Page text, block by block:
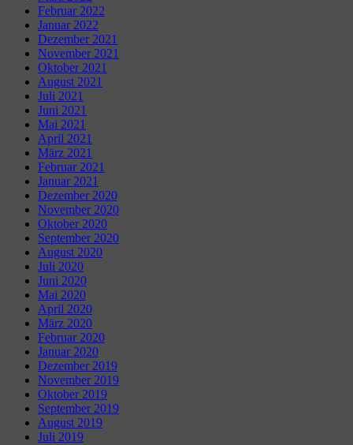
Februar 2022
Januar 2022
Dezember 2021
November 2021
Oktober 2021
August 2021
Juli 2021
Juni 2021
Mai 2021
April 2021
März 2021
Februar 2021
Januar 2021
Dezember 2020
November 2020
Oktober 2020
September 2020
August 2020
Juli 2020
Juni 2020
Mai 2020
April 2020
März 2020
Februar 2020
Januar 2020
Dezember 2019
November 2019
Oktober 2019
September 2019
August 2019
Juli 2019